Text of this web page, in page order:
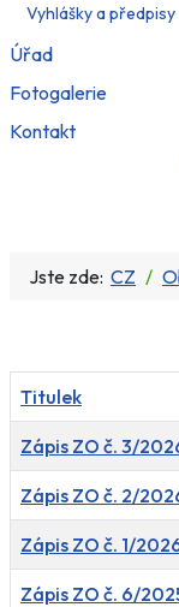
Vyhlášky a předpisy
Úřad
Fotogalerie
Kontakt
Jste zde: CZ
Titulek
Zápis ZO č. 3/
Zápis ZO č. 2/
Zápis ZO č. 1/
Zápis ZO č. 6/